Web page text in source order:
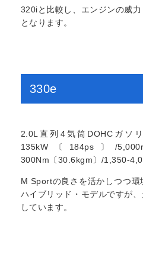
320iと比較し、エンジンの威
となります。
330e
2.0L直列4気筒DOHCガソ
135kW〔184ps〕/
300Nm〔30.6kgm〕/1,350-
M Sportの良さを活かしつつ環
ハイブリッド・モデルですが
しています。